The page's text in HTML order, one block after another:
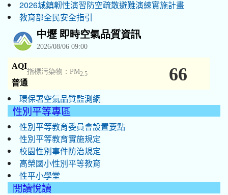
2026城鎮韌性演習防空疏散避難演練實施計畫
教育部全民安全指引
環保署空氣品質監測網
性別平等專區
性別平等教育委員會設置要點
性別平等教育實施規定
校園性別事件防治規定
高榮國小性別平等教育
性平小學堂
閱讀悅讀